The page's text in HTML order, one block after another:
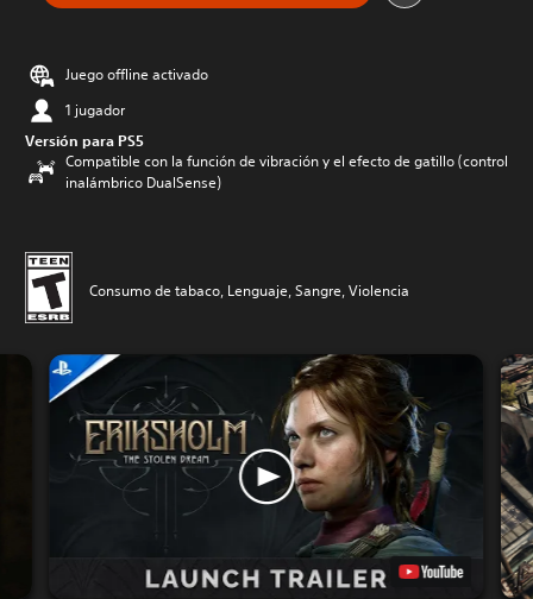
Juego offline activado
1 jugador
Versión para PS5
Compatible con la función de vibración y el efecto de gatillo (control
inalámbrico DualSense)
Consumo de tabaco, Lenguaje, Sangre, Violencia